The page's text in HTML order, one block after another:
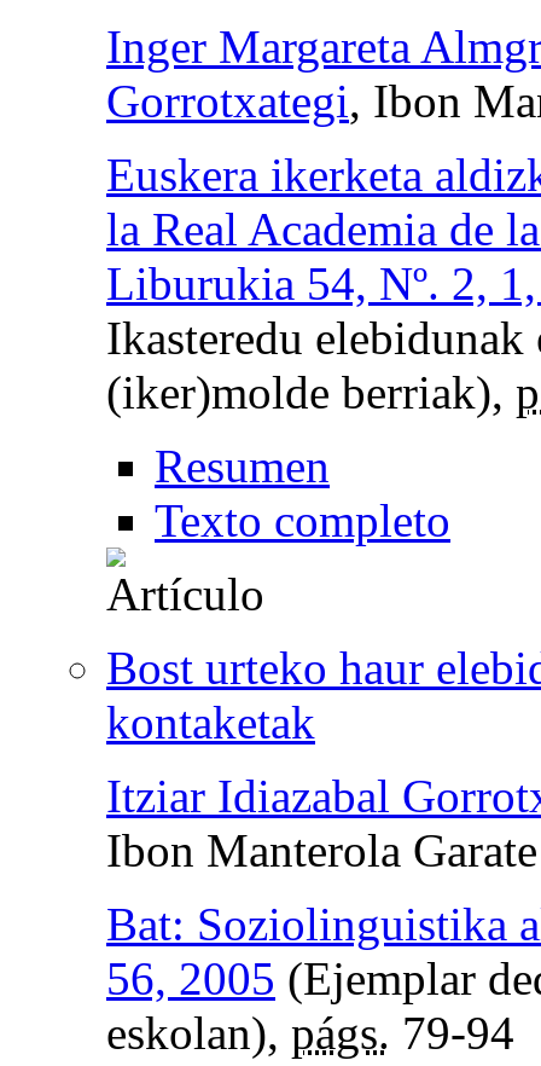
Inger Margareta
Gorrotxategi, Ibon
Euskera ikerketa
la Real Academia de
Liburukia 54, Nº. 2,
Ikasteredu elebidunak
(iker)molde berriak),
Resumen
Texto completo
Bost urteko haur
kontaketak
Itziar Idiazabal
Ibon Manterola Garate
Bat: Soziolinguistika
56, 2005 (Ejemplar
eskolan), págs. 79-94